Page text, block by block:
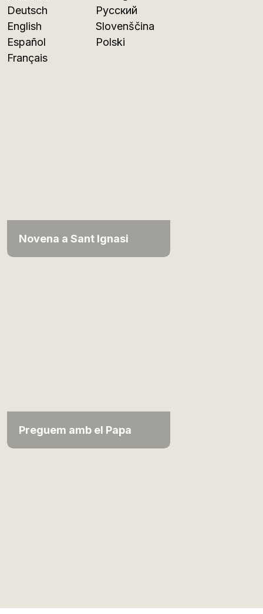
Deutsch
English
Español
Français
Русский
Slovenščina
Polski
Novena a Sant Ignasi
Preguem amb el Papa